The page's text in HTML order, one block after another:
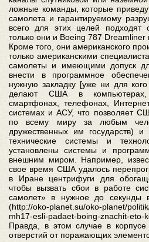
ложные команды, которые
самолета и гарантируемому
всего для этих целей подходят
только они и Boeing 787
Кроме того, они американского
только американскими
самолеты и имеющими допуск
внести в программное
нужную закладку [уже ни для
делают США в компьютерах,
смартфонах, телефонах,
системах и АСУ, что позволяет
по всему миру за любым
дружественных им государств)
технические системы и
установлены системы и
внешним миром. Например,
свое время США удалось
в Иране центрифуги для
чтобы вызвать сбои в работе
самолет» в нужное до
(http://oko-planet.su/oko-planet/
mh17-esli-padaet-boing-znachit-eto-
Правда, в этом случае в
отверстий от поражающих